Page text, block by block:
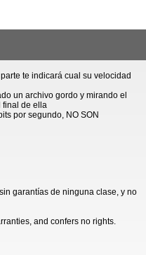
te indicará cual su velocidad
un archivo gordo y mirando el
final de ella
por segundo, NO SON
garantías de ninguna clase, y no
and confers no rights.